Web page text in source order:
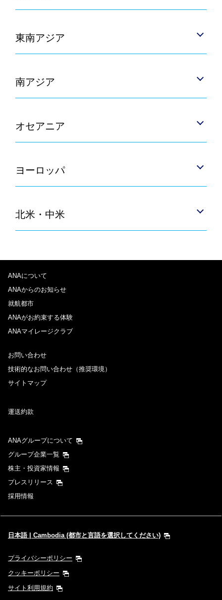
東南アジア
南アジア
オセアニア
ヨーロッパ
北米・中米
ANAについて
ANAからのお知らせ
就航都市
ANAがお約束する体験
ANAマイレージクラブ
お問い合わせ
技術的なお問い合わせ（推奨環境）
サイトマップ
運送約款
ANAグループについて
グループ企業一覧
株主・投資家情報
プレスリリース
採用情報
日本語 | Cambodia (都市と言語を選択してください)
プライバシーポリシー
クッキーポリシー
サイト利用規約